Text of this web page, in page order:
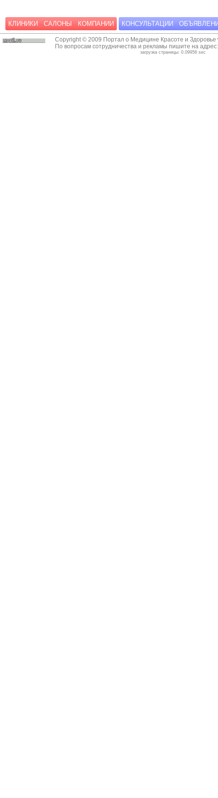
КЛИНИКИ САЛОНЫ КОМПАНИИ КОНСУЛЬТАЦИИ
Copyright © 2009 Портал о Медицине Красоте и Здоровье
По вопросам сотрудничества и рекламы пишите на
загрузка страницы: 0.09956 sec